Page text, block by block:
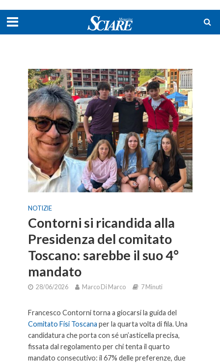
NOTIZIE
Contorni si ricandida alla
Presidenza del comitato
Toscano: sarebbe il suo 4°
mandato
28/06/2026 Marco Di Marco 7 Minuti
Francesco Contorni torna a giocarsi la guida del
Comitato Fisi Toscana per la quarta volta di fila. Una
candidatura che porta con sé un’asticella precisa,
fissata dal regolamento per chi tenta il quarto
mandato consecutivo: il 67% delle preferenze, due